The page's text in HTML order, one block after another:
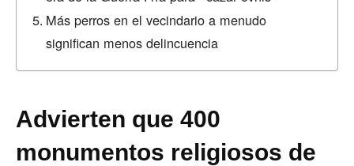
Más perros en el vecindario a menudo
significan menos delincuencia
Advierten que 400
monumentos religiosos de